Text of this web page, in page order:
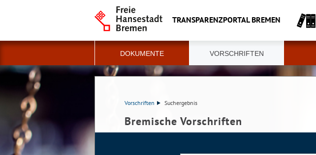
TRANSPARENZPORTAL BREMEN
DOKUMENTE VORSCHRIFTEN
Vorschriften Suchergebnis
Bremische Vorschriften